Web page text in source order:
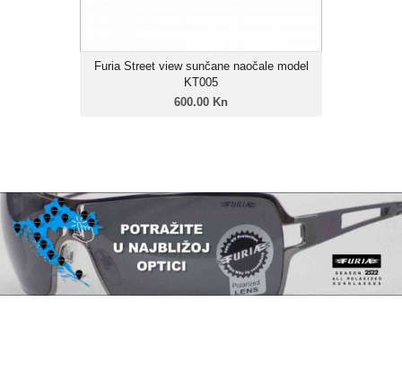
Furia Street view sunčane naočale model
KT005
600.00 Kn